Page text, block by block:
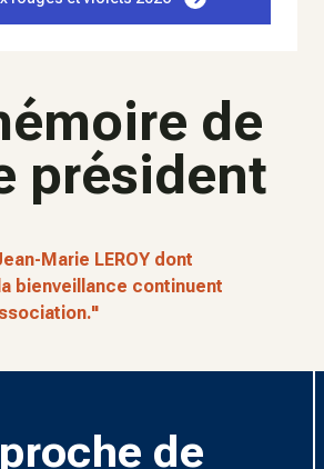
de
président
Marie LEROY dont
bienveillance continuent
de